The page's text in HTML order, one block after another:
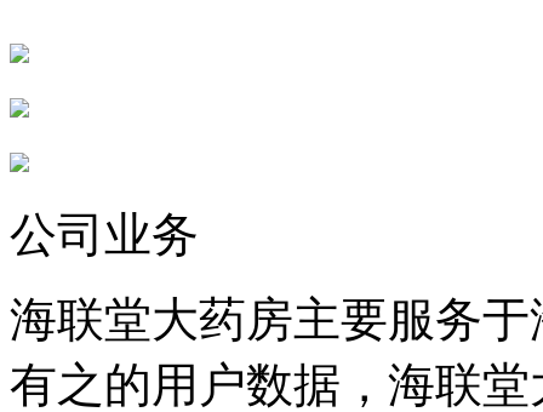
公司业务
海联堂大药房主要服务
有之的用户数据，海联